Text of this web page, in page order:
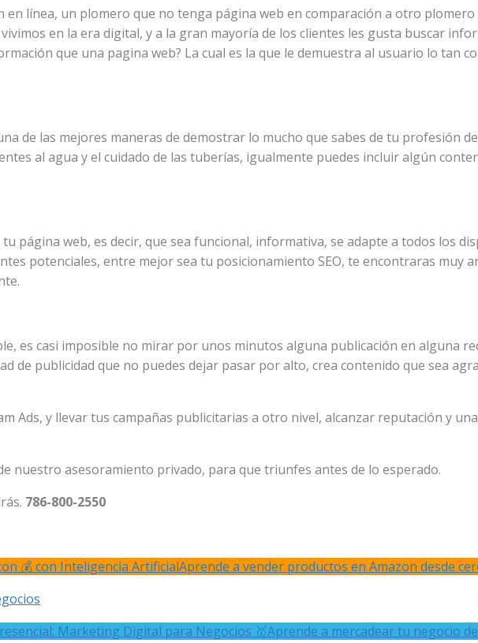
en línea, un plomero que no tenga página web en comparación a otro
en la era digital, y a la gran mayoría de los clientes les gusta buscar
que una pagina web? La cual es la que le demuestra al usuario lo tan
de las mejores maneras de demostrar lo mucho que sabes de tu profesión
al agua y el cuidado de las tuberías, igualmente puedes incluir algún
página web, es decir, que sea funcional, informativa, se adapte a todos los
potenciales, entre mejor sea tu posicionamiento SEO, te encontraras muy
es casi imposible no mirar por unos minutos alguna publicación en alguna
de publicidad que no puedes dejar pasar por alto, crea contenido que sea
Ads, y llevar tus campañas publicitarias a otro nivel, alcanzar reputación y
nuestro asesoramiento privado, para que triunfes antes de lo esperado.
786-800-2550
💰 con Inteligencia ArtificialAprende a vender productos en Amazon desde
Marketing Digital para Negocios 🥇Aprende a mercadear tu negocio